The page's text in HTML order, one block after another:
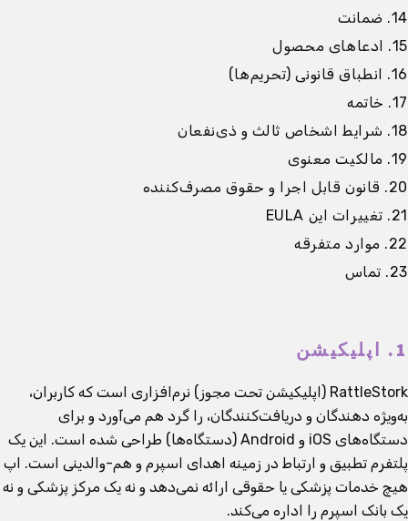
14. ضمانت
15. ادعاهای محصول
16. انطباق قانونی (تحریم‌ها)
17. خاتمه
18. شرایط اشخاص ثالث و ذی‌نفعان
19. مالکیت معنوی
20. قانون قابل اجرا و حقوق مصرف‌کننده
21. تغییرات این EULA
22. موارد متفرقه
23. تماس
1. اپلیکیشن
RattleStork (اپلیکیشن تحت مجوز) نرم‌افزاری است که کاربران،
به‌ویژه دهندگان و دریافت‌کنندگان، را گرد هم می‌آورد و برای
دستگاه‌های iOS و Android (دستگاه‌ها) طراحی شده است. این یک
پلتفرم تطبیق و ارتباط در زمینه اهدای اسپرم و هم-والدینی است. اپ
هیچ خدمات پزشکی یا حقوقی ارائه نمی‌دهد و نه یک مرکز پزشکی و نه
یک بانک اسپرم را اداره می‌کند.